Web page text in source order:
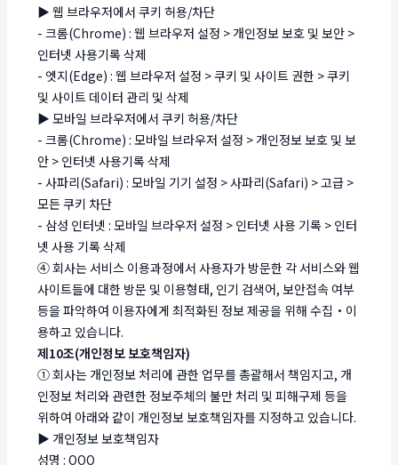
▶ 웹 브라우저에서 쿠키 허용/차단
- 크롬(Chrome) : 웹 브라우저 설정 > 개인정보 보호 및 보안 >
인터넷 사용기록 삭제
- 엣지(Edge) : 웹 브라우저 설정 > 쿠키 및 사이트 권한 > 쿠키
및 사이트 데이터 관리 및 삭제
▶ 모바일 브라우저에서 쿠키 허용/차단
- 크롬(Chrome) : 모바일 브라우저 설정 > 개인정보 보호 및 보
안 > 인터넷 사용기록 삭제
- 사파리(Safari) : 모바일 기기 설정 > 사파리(Safari) > 고급 >
모든 쿠키 차단
- 삼성 인터넷 : 모바일 브라우저 설정 > 인터넷 사용 기록 > 인터
넷 사용 기록 삭제
④ 회사는 서비스 이용과정에서 사용자가 방문한 각 서비스와 웹
사이트들에 대한 방문 및 이용형태, 인기 검색어, 보안접속 여부
등을 파악하여 이용자에게 최적화된 정보 제공을 위해 수집・이
용하고 있습니다.
제10조(개인정보 보호책임자)
① 회사는 개인정보 처리에 관한 업무를 총괄해서 책임지고, 개
인정보 처리와 관련한 정보주체의 불만 처리 및 피해구제 등을
위하여 아래와 같이 개인정보 보호책임자를 지정하고 있습니다.
▶ 개인정보 보호책임자
성명 : OOO